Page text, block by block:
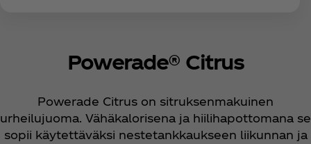
Powerade® Citrus
Powerade Citrus on sitruksenmakuinen
urheilujuoma. Vähäkalorisena ja hiilihapottomana se
sopii käytettäväksi nestetankkaukseen liikunnan ja